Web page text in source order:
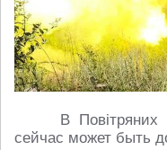
В
сейчас может быть